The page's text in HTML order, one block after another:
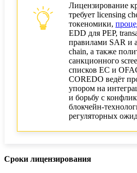
Лицензирование
требует licensing
токеномики,
EDD для PEP,
правилами SAR и
chain, а также
санкционного
списков ЕС и
COREDO ведёт
упором на
и борьбу с
блокчейн-
регуляторных
Сроки лицензирования